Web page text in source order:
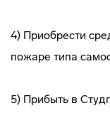
4) Приобрести
пожаре типа
5) Прибыть в